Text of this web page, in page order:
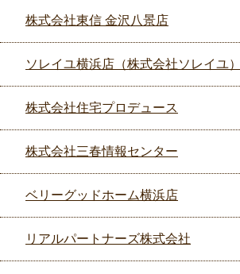
株式会社東信 金沢八景店
ソレイユ横浜店（株式会社ソレイユ）
株式会社住宅プロデュース
株式会社三春情報センター
ベリーグッドホーム横浜店
リアルパートナーズ株式会社